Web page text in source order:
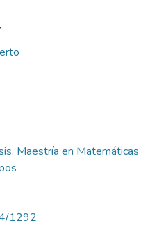
Maestría en Matemáticas
1292